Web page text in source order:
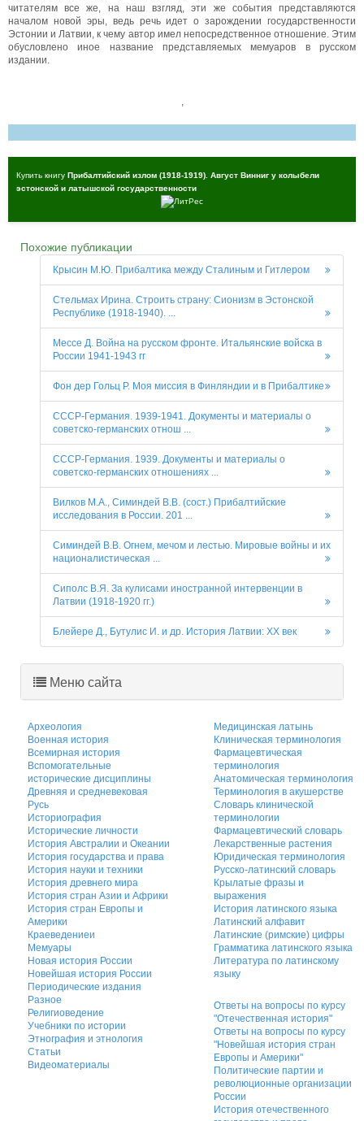
читателям все же, на наш взгляд, эти же события представляются
началом новой эры, ведь речь идет о зарождении государственности
Эстонии и Латвии, к чему автор имел непосредственное отношение. Этим
обусловлено иное название представляемых мемуаров в русском
издании.
,
Купить книгу Прибалтийский излом (1918-1919). Август Винниг у колыбели
эстонской и латышской государственности
Похожие публикации
Крысин М.Ю. Прибалтика между Сталиным и Гитлером
Стельмах Ирина. Строить страну: Сионизм в Эстонской
Республике (1918-1940). ...
Мессе Д. Война на русском фронте. Итальянские войска в
России 1941-1943 гг
Фон дер Гольц Р. Моя миссия в Финляндии и в Прибалтике
СССР-Германия. 1939-1941. Документы и материалы о
советско-германских отнош ...
СССР-Германия. 1939. Документы и материалы о
советско-германских отношениях ...
Вилков М.А., Симиндей В.В. (сост.) Прибалтийские
исследования в России. 201 ...
Симиндей В.В. Огнем, мечом и лестью. Мировые войны и их
националистическая ...
Сиполс В.Я. За кулисами иностранной интервенции в
Латвии (1918-1920 гг.)
Блейере Д., Бутулис И. и др. История Латвии: XX век
Меню сайта
Археология
Военная история
Всемирная история
Вспомогательные
исторические дисциплины
Древняя и средневековая
Русь
Историография
Исторические личности
История Австралии и Океании
История государства и права
История науки и техники
История древнего мира
История стран Азии и Африки
История стран Европы и
Америки
Краеведениеи
Мемуары
Новая история России
Новейшая история России
Периодические издания
Разное
Религиоведение
Учебники по истории
Этнография и этнология
Статьи
Видеоматериалы
Медицинская латынь
Клиническая терминология
Фармацевтическая
терминология
Анатомическая терминология
Терминология в акушерстве
Словарь клинической
терминологии
Фармацевтический словарь
Лекарственные растения
Юридическая терминология
Русско-латинский словарь
Крылатые фразы и
выражения
История латинского языка
Латинский алфавит
Латинские (римские) цифры
Грамматика латинского языка
Литература по латинскому
языку
Ответы на вопросы по курсу
"Отечественная история"
Ответы на вопросы по курсу
"Новейшая история стран
Европы и Америки"
Политические партии и
революционные организации
России
История отечественного